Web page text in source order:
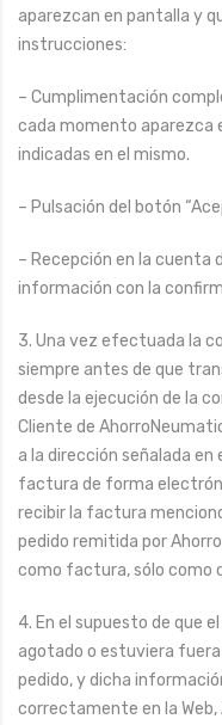
aparezcan en pantalla y
instrucciones:
– Cumplimentación
cada momento aparezca
indicadas en el mismo.
– Pulsación del botón
– Recepción en la cuenta
información con la
3. Una vez efectuada la
siempre antes de que
desde la ejecución de la
Cliente de
a la dirección señalada
factura de forma
recibir la factura
pedido remitida por
como factura, sólo como
4. En el supuesto de que
agotado o estuviera
pedido, y dicha
correctamente en la